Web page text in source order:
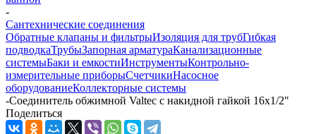
-
Сантехнические соединения
Обратные клапаны и фильтрыИзоляция для трубГибкая
подводкаТрубыЗапорная арматураКанализационные
системыБаки и емкостиИнструментыКонтрольно-
измерительные приборыСчетчикиНасосное
оборудованиеКоллекторные системы
-Соединитель обжимной Valtec с накидной гайкой 16х1/2"
Поделиться